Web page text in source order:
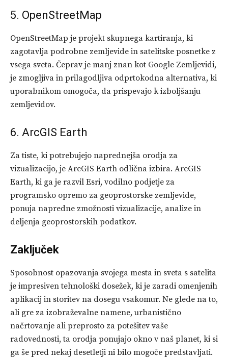
5. OpenStreetMap
OpenStreetMap je projekt skupnega kartiranja, ki
zagotavlja podrobne zemljevide in satelitske posnetke z
vsega sveta. Čeprav je manj znan kot Google Zemljevidi,
je zmogljiva in prilagodljiva odprtokodna alternativa, ki
uporabnikom omogoča, da prispevajo k izboljšanju
zemljevidov.
6. ArcGIS Earth
Za tiste, ki potrebujejo naprednejša orodja za
vizualizacijo, je ArcGIS Earth odlična izbira. ArcGIS
Earth, ki ga je razvil Esri, vodilno podjetje za
programsko opremo za geoprostorske zemljevide,
ponuja napredne zmožnosti vizualizacije, analize in
deljenja geoprostorskih podatkov.
Zaključek
Sposobnost opazovanja svojega mesta in sveta s satelita
je impresiven tehnološki dosežek, ki je zaradi omenjenih
aplikacij in storitev na dosegu vsakomur. Ne glede na to,
ali gre za izobraževalne namene, urbanistično
načrtovanje ali preprosto za potešitev vaše
radovednosti, ta orodja ponujajo okno v naš planet, ki si
ga še pred nekaj desetletji ni bilo mogoče predstavljati.